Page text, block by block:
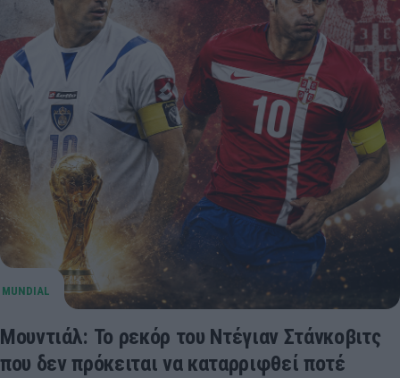
Μουντιάλ: Το ρεκόρ του Ντέγιαν Στάνκοβιτς
που δεν πρόκειται να καταρριφθεί ποτέ